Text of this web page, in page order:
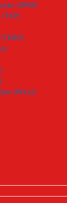
(DPIB)
(PPLG)